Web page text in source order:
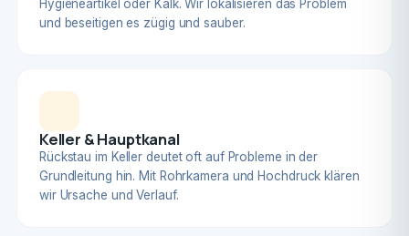
Hygieneartikel oder Kalk. Wir lokalisieren das Problem
und beseitigen es zügig und sauber.
Keller & Hauptkanal
Rückstau im Keller deutet oft auf Probleme in der
Grundleitung hin. Mit Rohrkamera und Hochdruck klären
wir Ursache und Verlauf.